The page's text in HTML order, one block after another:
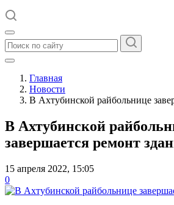
Главная
Новости
В Ахтубинской райбольнице
В Ахтубинской
завершается ремонт
15 апреля 2022, 15:05
0